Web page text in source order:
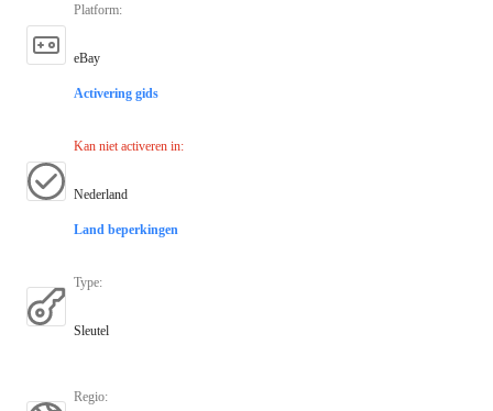
Platform:
eBay
Activering gids
Kan niet activeren in:
Nederland
Land beperkingen
Type:
Sleutel
Regio: